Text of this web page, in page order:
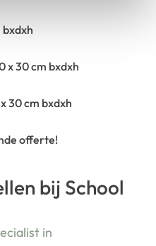
bxdxh
x 30 cm bxdxh
30 cm bxdxh
offerte!
bij School
in